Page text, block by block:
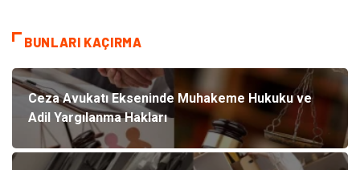
BUNLARI KAÇIRMA
Ceza Avukatı Ekseninde Muhakeme Hukuku ve
Adil Yargılanma Hakları